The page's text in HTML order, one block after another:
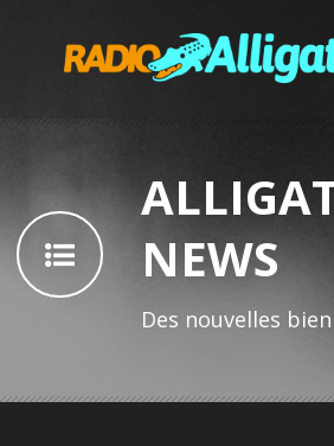
NEWS
Des nouvelles